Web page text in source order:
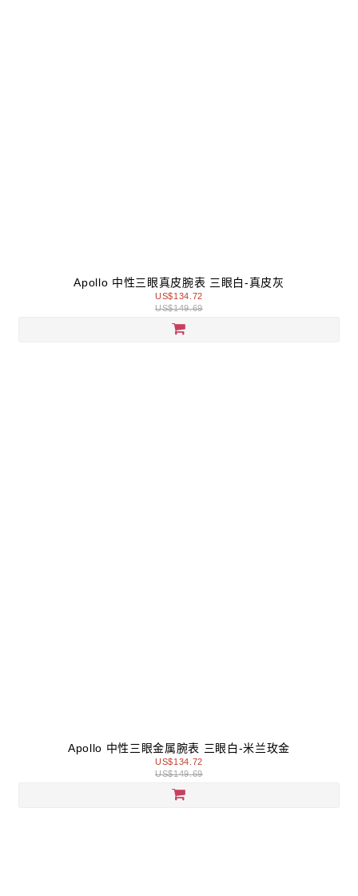
Apollo 中性三眼真皮腕表 三眼白-真皮灰
US$134.72
US$149.69
Apollo 中性三眼金属腕表 三眼白-米兰玫金
US$134.72
US$149.69